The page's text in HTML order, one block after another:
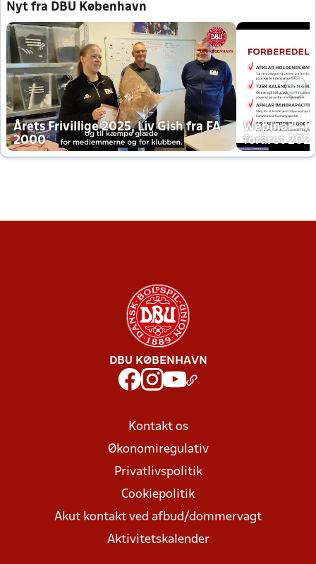
Nyt fra DBU København
Årets Frivillige 2025, Liv Gish fra FA
2000
Webinar -
foråret
DBU KØBENHAVN
Kontakt os
Økonomiregulativ
Privatlivspolitik
Cookiepolitik
Akut kontakt ved afbud/dommervagt
Aktivitetskalender